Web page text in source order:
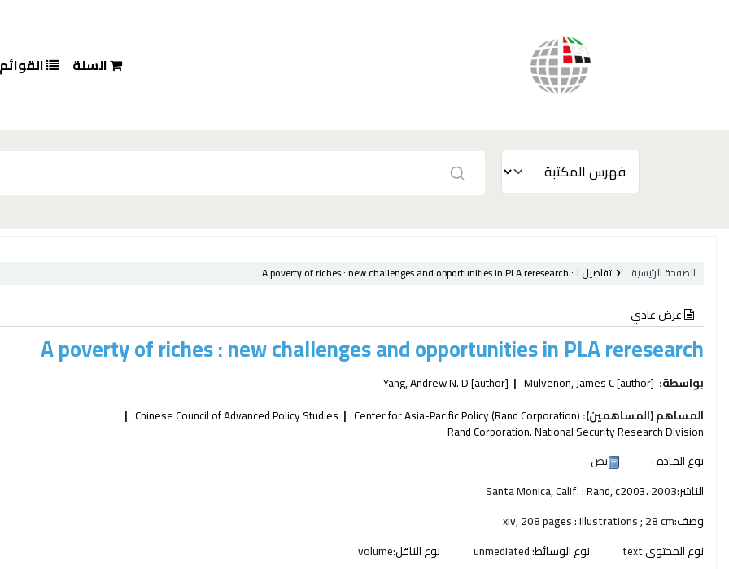
السلة القوائم
الصفحة الرئيسية تفاصيل لـ: A poverty of riches :new challenges and opportunities in PLA reresearch
عرض عادي
A poverty of riches : new challenges and opportunities in PLA reresearch
بواسطة: Mulvenon, James C[author]
Yang, Andrew N. D[author]
المساهم (المساهمين):Center for Asia-Pacific Policy (Rand Corporation)
Chinese Council of Advanced Policy Studies
Rand Corporation. National Security Research Division
نوع المادة :
نص
الناشر:
Santa Monica, Calif. :Rand, c2003.2003
وصف:xiv, 208 pages : illustrations ; 28 cm
نوع المحتوى:text نوع الوسائط:unmediated نوع الناقل:volume